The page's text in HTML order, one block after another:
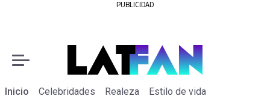
PUBLICIDAD
Inicio Celebridades Realeza Estilo de vida